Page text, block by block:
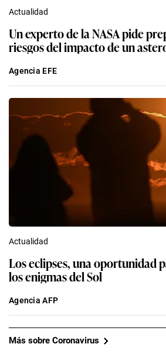
Actualidad
Un experto de la NASA pide
riesgos del impacto de un
Agencia EFE
Actualidad
Los eclipses, una oportunidad
los enigmas del Sol
Agencia AFP
Más sobre Coronavirus